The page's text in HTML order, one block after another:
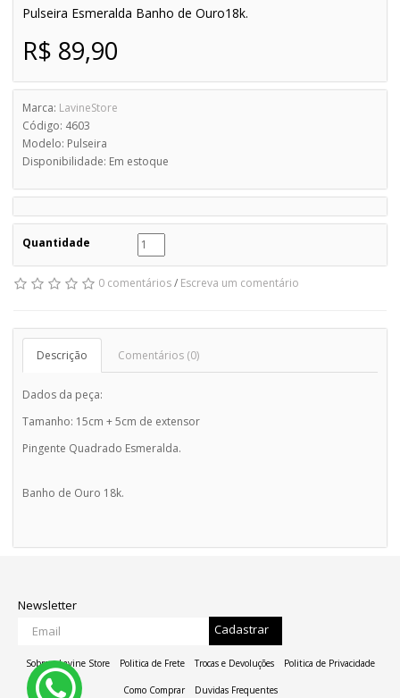
Pulseira Esmeralda Banho de Ouro18k.
R$ 89,90
Marca: LavineStore
Código: 4603
Modelo: Pulseira
Disponibilidade: Em estoque
Quantidade
0 comentários/ Escreva um comentário
Descrição Comentários (0)
Dados da peça:
Tamanho: 15cm + 5cm de extensor
Pingente Quadrado Esmeralda.
Banho de Ouro 18k.
Newsletter
Cadastrar
Sobre a Lavine Store Politica de Frete Trocas e Devoluções Politica de Privacidade
Como Comprar Duvidas Frequentes